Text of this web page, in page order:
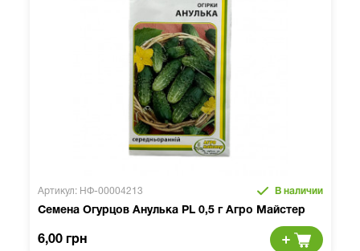
Артикул: НФ-00004213 В наличии
Семена Огурцов Анулька PL 0,5 г Агро Майстер
6,00 грн